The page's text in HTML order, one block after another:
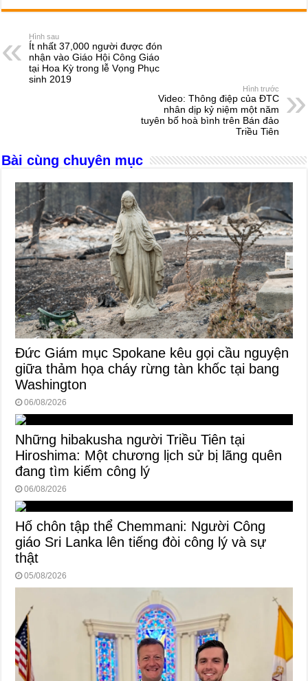
c
e
b
o
ss
n
g
at
A
p
e
d
s
er ail ar
Hình sau
Ít nhất 37,000 người được đón
nhận vào Giáo Hội Công Giáo
tại Hoa Kỳ trong lễ Vọng Phục
sinh 2019
Hình trước
Video: Thông điệp của ĐTC
nhân dịp kỷ niệm một năm
tuyên bố hoà bình trên Bán đảo
Triều Tiên
Bài cùng chuyên mục
Đức Giám mục Spokane kêu gọi cầu nguyện
giữa thảm họa cháy rừng tàn khốc tại bang
Washington
06/08/2026
Những hibakusha người Triều Tiên tại
Hiroshima: Một chương lịch sử bị lãng quên
đang tìm kiếm công lý
06/08/2026
Hố chôn tập thể Chemmani: Người Công
giáo Sri Lanka lên tiếng đòi công lý và sự
thật
05/08/2026